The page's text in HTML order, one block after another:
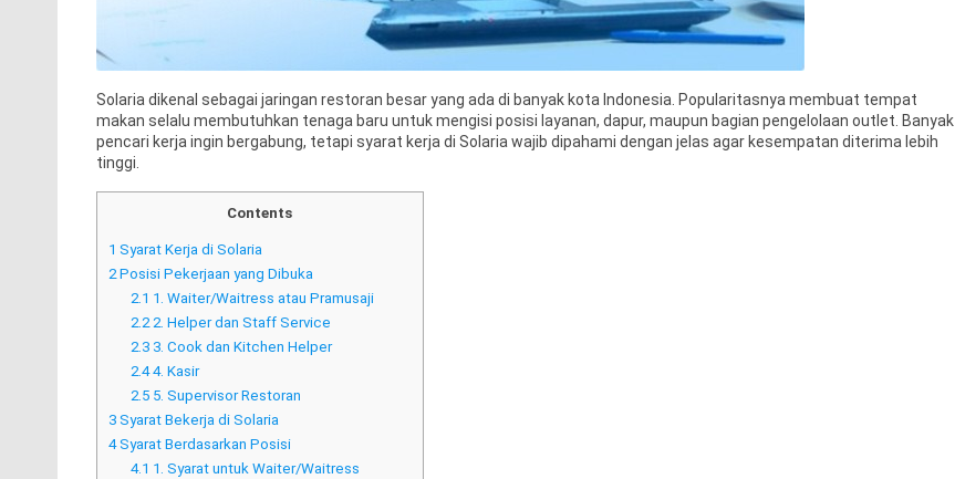
Solaria dikenal sebagai jaringan restoran besar yang ada di banyak kota Indonesia. Popularitasnya membuat tempat
makan selalu membutuhkan tenaga baru untuk mengisi posisi layanan, dapur, maupun bagian pengelolaan outlet. Banyak
pencari kerja ingin bergabung, tetapi syarat kerja di Solaria wajib dipahami dengan jelas agar kesempatan diterima lebih
tinggi.
Contents
1 Syarat Kerja di Solaria
2Posisi Pekerjaan yang Dibuka
2.1 1. Waiter/Waitress atau Pramusaji
2.22. Helper dan Staff Service
2.33. Cook dan Kitchen Helper
2.44. Kasir
2.55. Supervisor Restoran
3Syarat Bekerja di Solaria
4Syarat Berdasarkan Posisi
4.1 1. Syarat untuk Waiter/Waitress